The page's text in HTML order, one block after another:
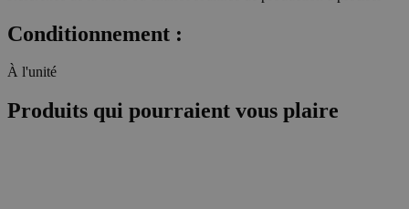
Conditionnement :
À l'unité
Produits qui pourraient vous plaire